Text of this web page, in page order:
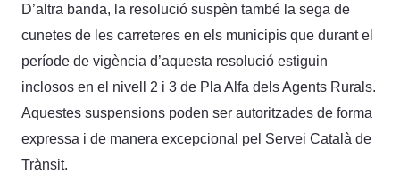
D’altra banda, la resolució suspèn també la sega de
cunetes de les carreteres en els municipis que durant el
període de vigència d’aquesta resolució estiguin
inclosos en el nivell 2 i 3 de Pla Alfa dels Agents Rurals.
Aquestes suspensions poden ser autoritzades de forma
expressa i de manera excepcional pel Servei Català de
Trànsit.